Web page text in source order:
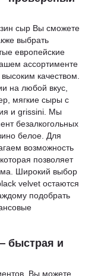
сыр Вы сможете
выбрать
европейские
ассортименте
качеством.
на любой вкус,
мягкие сыры с
и grissini. Мы
безалкогольных
белое. Для
возможность
позволяет
Широкий выбор
velvet остаются
подобрать
быстрая и
Вы можете